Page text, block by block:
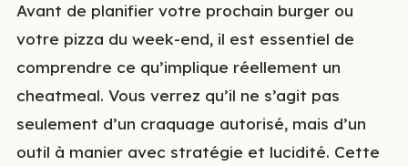
Avant de planifier votre prochain burger ou
votre pizza du week-end, il est essentiel de
comprendre ce qu’implique réellement un
cheatmeal. Vous verrez qu’il ne s’agit pas
seulement d’un craquage autorisé, mais d’un
outil à manier avec stratégie et lucidité. Cette